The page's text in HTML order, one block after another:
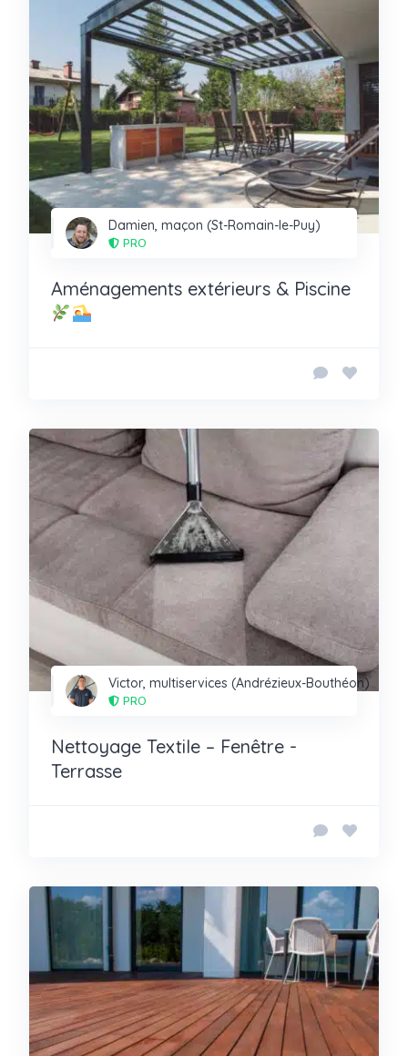
Damien, maçon (St-Romain-le-Puy)
PRO
Aménagements extérieurs & Piscine
Victor, multiservices (Andrézieux-Bouthéon)
PRO
Nettoyage Textile – Fenêtre -
Terrasse